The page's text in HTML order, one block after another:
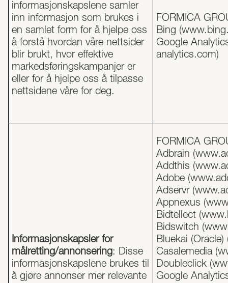
informasjonskapslene samler
inn informasjon som brukes i
en samlet form for å hjelpe oss
å forstå hvordan våre nettsider
blir brukt, hvor effektive
markedsføringskampanjer er
eller for å hjelpe oss å tilpasse
nettsidene våre for deg.
FORMICA
Bing (
Google
analytics.com)
Informasjonskapsler for
målretting/annonsering: Disse
informasjonskapslene brukes til
å gjøre annonser mer relevante
FORMICA
Adbrain
Addthis (
Adobe (
Adservr
Appnexus (
Bidtellect (
Bidswitch (
Bluekai (Oracle)
Casalemedia
Doubleclick (
Google